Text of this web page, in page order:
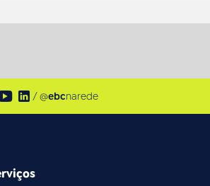
/ @ebcnarede